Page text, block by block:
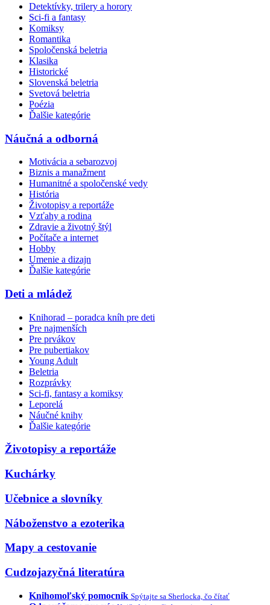
Detektívky, trilery a horory
Sci-fi a fantasy
Komiksy
Romantika
Spoločenská beletria
Klasika
Historické
Slovenská beletria
Svetová beletria
Poézia
Ďalšie kategórie
Náučná a odborná
Motivácia a sebarozvoj
Biznis a manažment
Humanitné a spoločenské vedy
História
Životopisy a reportáže
Vzťahy a rodina
Zdravie a životný štýl
Počítače a internet
Hobby
Umenie a dizajn
Ďalšie kategórie
Deti a mládež
Knihorad – poradca kníh pre deti
Pre najmenších
Pre prvákov
Pre pubertiakov
Young Adult
Beletria
Rozprávky
Sci-fi, fantasy a komiksy
Leporelá
Náučné knihy
Ďalšie kategórie
Životopisy a reportáže
Kuchárky
Učebnice a slovníky
Náboženstvo a ezoterika
Mapy a cestovanie
Cudzojazyčná literatúra
Knihomoľský pomocník Spýtajte sa Sherlocka, čo čítať